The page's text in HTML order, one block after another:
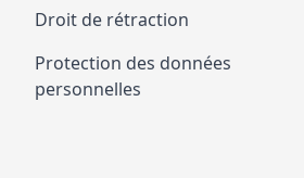
Droit de rétraction
Protection des données
personnelles